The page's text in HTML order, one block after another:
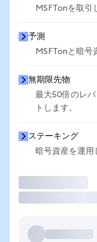
MSFTonを取引
予測
MSFTonと暗号
無期限先物
最大50倍のレ
トします。
ステーキング
暗号資産を運用